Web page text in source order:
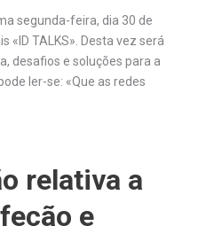
segunda-feira, dia 30 de
«ID TALKS». Desta vez será
desafios e soluções para a
ler-se: «Que as redes
relativa a
e